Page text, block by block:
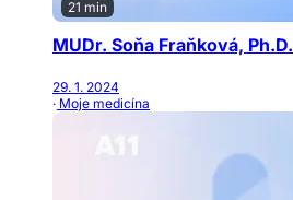
21 min
MUDr. Soňa Fraňková, Ph.D.
29. 1. 2024
· Moje medicína